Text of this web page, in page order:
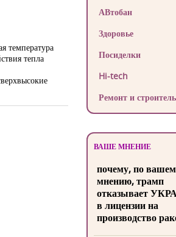
температура
тепла
АВтобан
Здоровье
Посиделки
Hi-tech
Ремонт и
ВАШЕ МНЕНИЕ
почему, по
мнению, трамп
отказывает
в лицензии на
производство